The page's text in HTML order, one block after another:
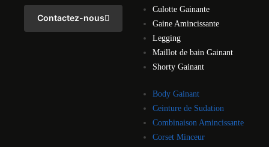
Contactez-nous
Culotte Gainante
Gaine Amincissante
Legging
Maillot de bain Gainant
Shorty Gainant
Body Gainant
Ceinture de Sudation
Combinaison Amincissante
Corset Minceur